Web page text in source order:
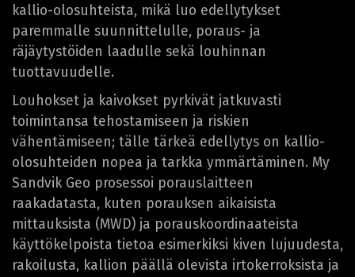
kallio-olosuhteista, mikä luo edellytykset
paremmalle suunnittelulle, poraus- ja
räjäytystöiden laadulle sekä louhinnan
tuottavuudelle.
Louhokset ja kaivokset pyrkivät jatkuvasti
toimintansa tehostamiseen ja riskien
vähentämiseen; tälle tärkeä edellytys on kallio-
olosuhteiden nopea ja tarkka ymmärtäminen. My
Sandvik Geo prosessoi porauslaitteen
raakadatasta, kuten porauksen aikaisista
mittauksista (MWD) ja porauskoordinaateista
käyttökelpoista tietoa esimerkiksi kiven lujuudesta,
rakoilusta, kallion päällä olevista irtokerroksista ja